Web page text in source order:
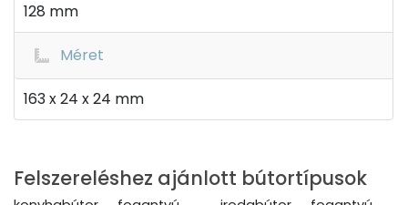
128 mm
Méret
163 x 24 x 24 mm
Felszereléshez ajánlott bútortípusok